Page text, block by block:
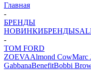
Главная
-
БРЕНДЫ
НОВИНКИБРЕНДЫ
-
TOM FORD
ZOEVAAlmond CowMarc
GabbanaBenefitBobbi